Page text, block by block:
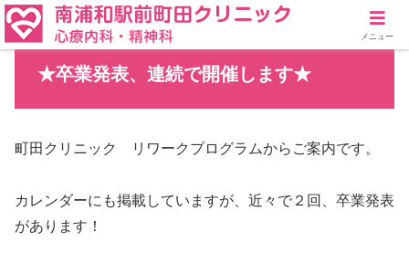
★卒業発表、連続で開催します★
町田クリニック リワークプログラムからご案内です。
カレンダーにも掲載していますが、近々で２回、卒業発表
があります！
メニュー